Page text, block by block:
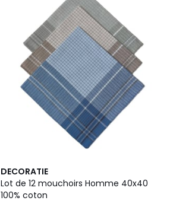
DECORATIE
Lot de 12 mouchoirs Homme 40x40
100% coton